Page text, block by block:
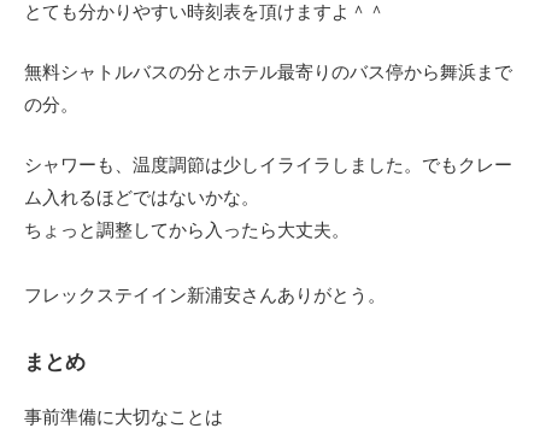
とても分かりやすい時刻表を頂けますよ＾＾
無料シャトルバスの分とホテル最寄りのバス停から舞浜まで
の分。
シャワーも、温度調節は少しイライラしました。でもクレー
ム入れるほどではないかな。
ちょっと調整してから入ったら大丈夫。
フレックステイイン新浦安さんありがとう。
まとめ
事前準備に大切なことは